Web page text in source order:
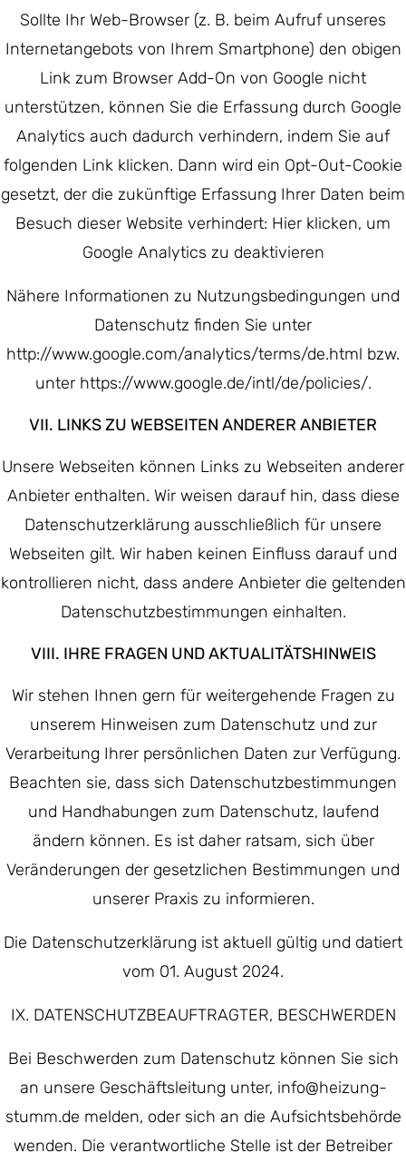
Sollte Ihr Web-Browser (z. B. beim Aufruf unseres
Internetangebots von Ihrem Smartphone) den obigen
Link zum Browser Add-On von Google nicht
unterstützen, können Sie die Erfassung durch Google
Analytics auch dadurch verhindern, indem Sie auf
folgenden Link klicken. Dann wird ein Opt-Out-Cookie
gesetzt, der die zukünftige Erfassung Ihrer Daten beim
Besuch dieser Website verhindert: Hier klicken, um
Google Analytics zu deaktivieren
Nähere Informationen zu Nutzungsbedingungen und
Datenschutz finden Sie unter
http://www.google.com/analytics/terms/de.html bzw.
unter https://www.google.de/intl/de/policies/.
VII. LINKS ZU WEBSEITEN ANDERER ANBIETER
Unsere Webseiten können Links zu Webseiten anderer
Anbieter enthalten. Wir weisen darauf hin, dass diese
Datenschutzerklärung ausschließlich für unsere
Webseiten gilt. Wir haben keinen Einfluss darauf und
kontrollieren nicht, dass andere Anbieter die geltenden
Datenschutzbestimmungen einhalten.
VIII. IHRE FRAGEN UND AKTUALITÄTSHINWEIS
Wir stehen Ihnen gern für weitergehende Fragen zu
unserem Hinweisen zum Datenschutz und zur
Verarbeitung Ihrer persönlichen Daten zur Verfügung.
Beachten sie, dass sich Datenschutzbestimmungen
und Handhabungen zum Datenschutz, laufend
ändern können. Es ist daher ratsam, sich über
Veränderungen der gesetzlichen Bestimmungen und
unserer Praxis zu informieren.
Die Datenschutzerklärung ist aktuell gültig und datiert
vom 01. August 2024.
IX. DATENSCHUTZBEAUFTRAGTER, BESCHWERDEN
Bei Beschwerden zum Datenschutz können Sie sich
an unsere Geschäftsleitung unter, info@heizung-
stumm.de melden, oder sich an die Aufsichtsbehörde
wenden. Die verantwortliche Stelle ist der Betreiber